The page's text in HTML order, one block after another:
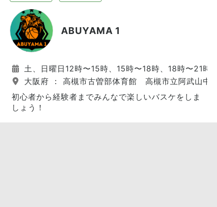
ABUYAMA 1
土、日曜日12時〜15時、15時〜18時、18時〜21
大阪府 ： 高槻市古曽部体育館 高槻市立阿武山中
初心者から経験者までみんなで楽しいバスケをしま
しょう！